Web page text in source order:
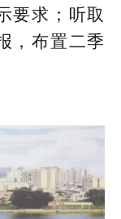
要求；听取
，布置二季